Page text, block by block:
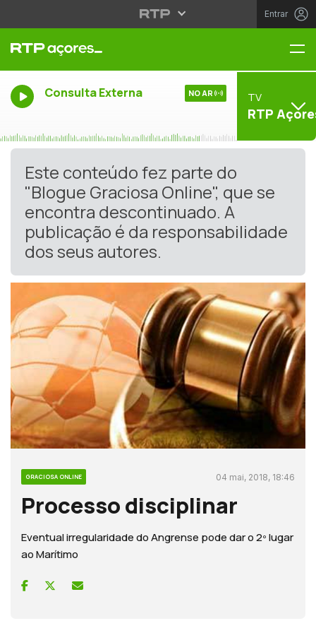
Entrar
Consulta Externa NO AR TV
RTP
Este conteúdo fez parte do
"Blogue Graciosa Online", que se
encontra descontinuado. A
publicação é da responsabilidade
dos seus autores.
GRACIOSA ONLINE 04 mai, 2018, 18:46
Processo disciplinar
Eventual irregularidade do Angrense pode dar o 2º lugar
ao Marítimo